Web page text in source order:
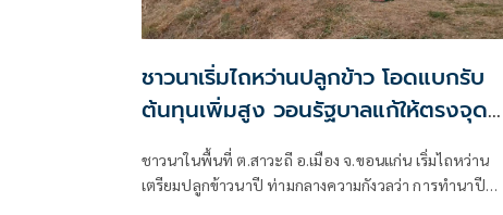
ชาวนาเริ่มไถหว่านปลูกข้าว โอดแบกรับ
ต้นทุนเพิ่มสูง วอนรัฐบาลแก้ให้ตรงจุด
ชี้มาตรการสินเชื่อสร้างภาระหนี้ไม่จบสิ้น
ชาวนาในพื้นที่ ต.สาวะถี อ.เมือง จ.ขอนแก่น เริ่มไถหว่าน
เตรียมปลูกข้าวนาปี ท่ามกลางความกังวลว่า การทำนาปีนี้